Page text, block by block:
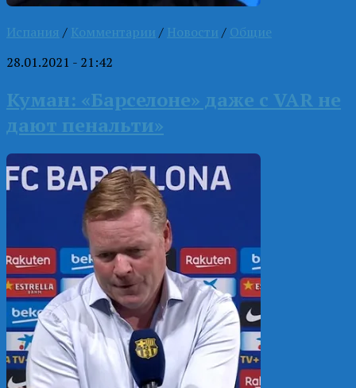
Испания / Комментарии / Новости / Общие
28.01.2021 - 21:42
Куман: «Барселоне» даже с VAR не
дают пенальти»